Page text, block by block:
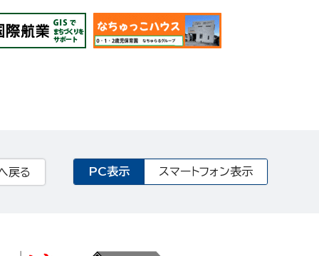
戻る PC表示 スマートフォン表示